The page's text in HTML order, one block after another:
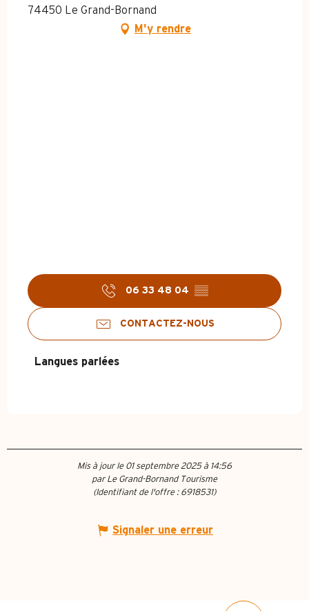
74450 Le Grand-Bornand
M'y rendre
06 33 48 04 ▒▒
CONTACTEZ-NOUS
Langues parlées
Langues parlées
Mis à jour le 01 septembre 2025 à 14:56
par Le Grand-Bornand Tourisme
(Identifiant de l'offre : 6918531)
Signaler une erreur